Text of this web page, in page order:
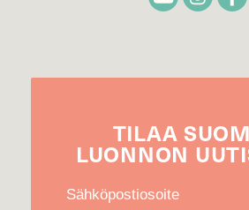
TILAA
LUONNON
Sähköpostiosoite